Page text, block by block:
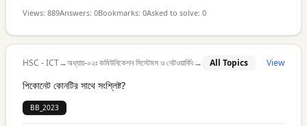
Views: 889Answers: 0Bookmarks: 0Asked to solve: 0
HSC - ICT→অধ্যায়-০২ঃ কমিউনিকেশন সিস্টেমস ও নেটওয়ার্কিং→ All Topics View
পিকোনেট কোনটির সাথে সংশ্লিষ্ট?
BB_2023